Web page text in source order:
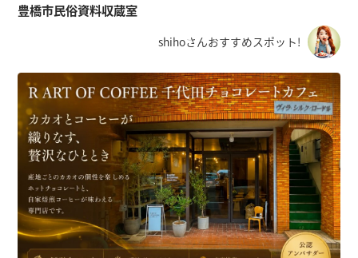
豊橋市民俗資料収蔵室
shihoさんおすすめスポット!